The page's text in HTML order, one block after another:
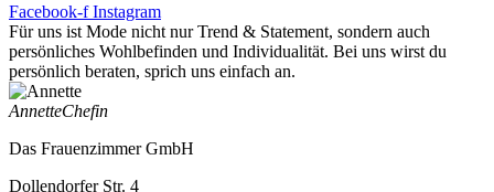
Facebook-f Instagram
Für uns ist Mode nicht nur Trend & Statement, sondern auch
persönliches Wohlbefinden und Individualität. Bei uns wirst du
persönlich beraten, sprich uns einfach an.
AnnetteChefin
Das Frauenzimmer GmbH
Dollendorfer Str. 4